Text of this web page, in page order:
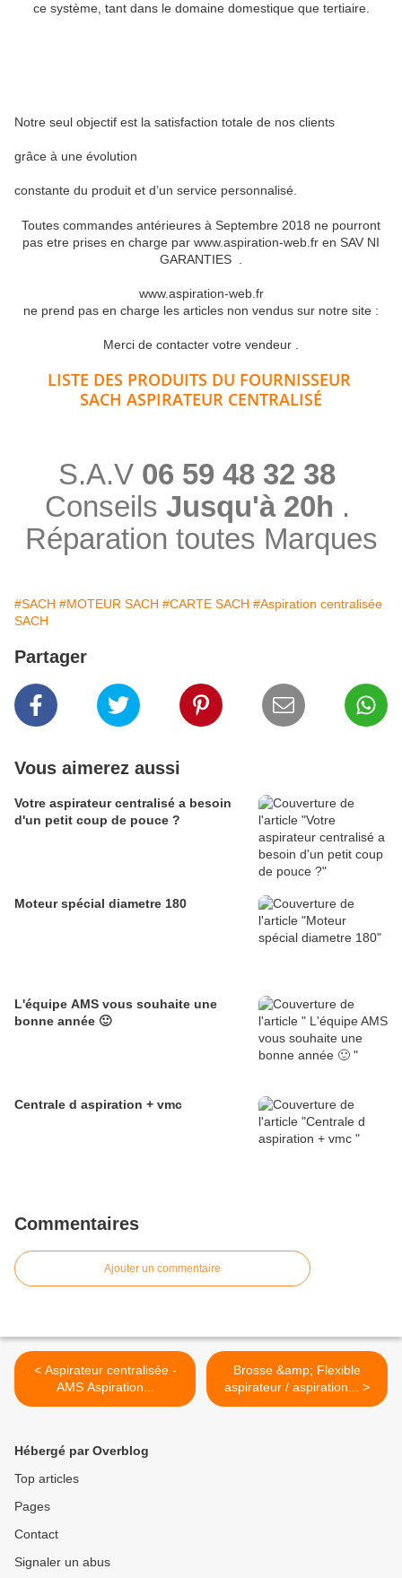
ce système, tant dans le domaine domestique que tertiaire.
Notre seul objectif est la satisfaction totale de nos clients
grâce à une évolution
constante du produit et d’un service personnalisé.
Toutes commandes antérieures à Septembre 2018 ne pourront
pas etre prises en charge par www.aspiration-web.fr en SAV NI
GARANTIES .
www.aspiration-web.fr
ne prend pas en charge les articles non vendus sur notre site :
Merci de contacter votre vendeur .
LISTE DES PRODUITS DU FOURNISSEUR
SACH ASPIRATEUR CENTRALISÉ
S.A.V 06 59 48 32 38
Conseils Jusqu'à 20h .
Réparation toutes Marques
#SACH #MOTEUR SACH #CARTE SACH #Aspiration centralisée
SACH
Partager
Vous aimerez aussi
Votre aspirateur centralisé a besoin
d'un petit coup de pouce ?
Moteur spécial diametre 180
L'équipe AMS vous souhaite une
bonne année 🙂
Centrale d aspiration + vmc
Commentaires
Ajouter un commentaire
< Aspirateur centralisée -
AMS Aspiration...
Brosse &amp; Flexible
aspirateur / aspiration... >
Hébergé par Overblog
Top articles
Pages
Contact
Signaler un abus